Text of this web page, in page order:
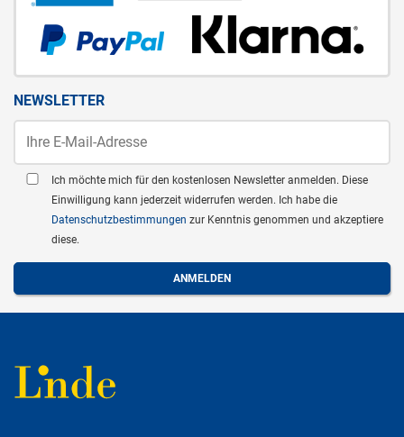
NEWSLETTER
Ich möchte mich für den kostenlosen Newsletter anmelden. Diese
Einwilligung kann jederzeit widerrufen werden. Ich habe die
Datenschutzbestimmungen zur Kenntnis genommen und akzeptiere
diese.